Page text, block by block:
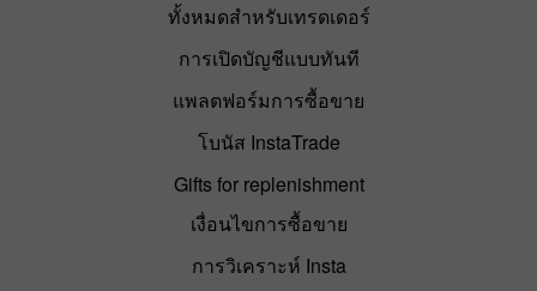
ทั้งหมดสำหรับเทรดเดอร์
การเปิดบัญชีแบบทันที
แพลตฟอร์มการซื้อขาย
โบนัส InstaTrade
Gifts for replenishment
เงื่อนไขการซื้อขาย
การวิเคราะห์ Insta